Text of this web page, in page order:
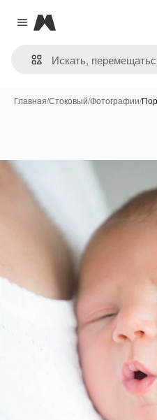
Close menu
Magnific
Главная/Стоковый/Фотографии/